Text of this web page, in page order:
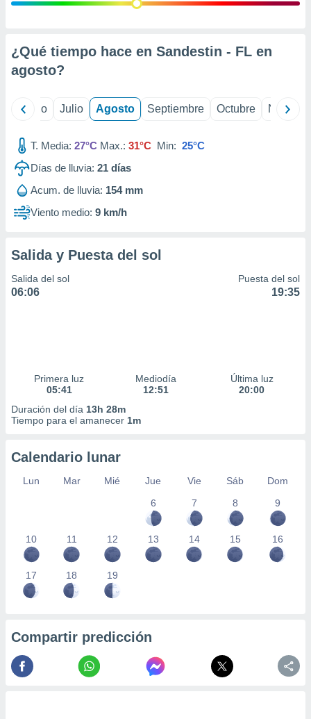
e
mediante
de
1199
¿Qué tiempo hace en Sandestin - FL en
agosto?
Junio Julio Agosto Septiembre Octubre
T. Media: 27°C Max.: 31°C Min: 25°C
Días de lluvia: 21 días
Acum. de lluvia: 154 mm
Viento medio: 9 km/h
Salida y Puesta del sol
Salida del sol
06:06
Puesta del sol
19:35
Primera luz
05:41
Mediodía
12:51
Última luz
20:00
Duración del día 13h 28m
Tiempo para el amanecer 1m
Calendario lunar
Lun Mar Mié Jue Vie Sáb
Dom
6
7 8 9
10 11 12 13 14 15 16
17 18 19
Compartir predicción